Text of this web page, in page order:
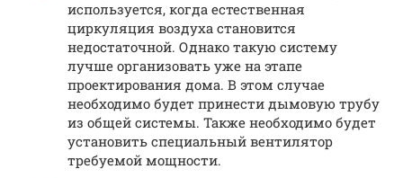
используется, когда естественная
циркуляция воздуха становится
недостаточной. Однако такую систему
лучше организовать уже на этапе
проектирования дома. В этом случае
необходимо будет принести дымовую трубу
из общей системы. Также необходимо будет
установить специальный вентилятор
требуемой мощности.